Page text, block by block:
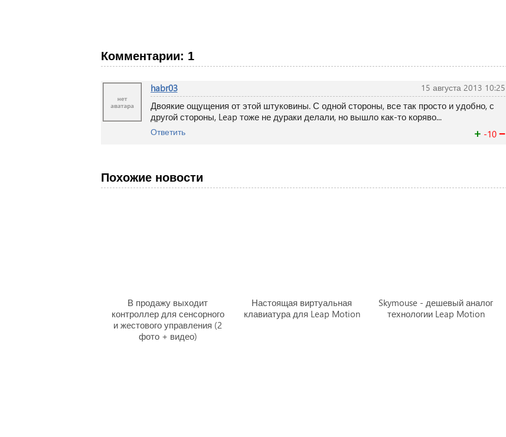
Комментарии: 1
15 августа 2013 10:25
habr03
Двоякие ощущения от этой штуковины. С одной стороны, все так просто и удобно, с
другой стороны, Leap тоже не дураки делали, но вышло как-то коряво...
+ -10 −
Ответить
Похожие новости
В продажу выходит
контроллер для сенсорного
и жестового управления (2
фото + видео)
Настоящая виртуальная
клавиатура для Leap Motion
Skymouse - дешевый аналог
технологии Leap Motion